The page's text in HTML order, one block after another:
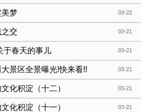
03-22
梦
03-21
交
03-21
于春天的事儿
03-21
大景区全景曝光!快来看!!
03-21
化积淀（十二）
03-21
化积淀（十一）